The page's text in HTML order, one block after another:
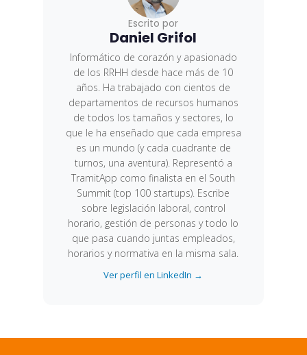
Escrito por
Daniel Grifol
Informático de corazón y apasionado
de los RRHH desde hace más de 10
años. Ha trabajado con cientos de
departamentos de recursos humanos
de todos los tamaños y sectores, lo
que le ha enseñado que cada empresa
es un mundo (y cada cuadrante de
turnos, una aventura). Representó a
TramitApp como finalista en el South
Summit (top 100 startups). Escribe
sobre legislación laboral, control
horario, gestión de personas y todo lo
que pasa cuando juntas empleados,
horarios y normativa en la misma sala.
Ver perfil en LinkedIn →